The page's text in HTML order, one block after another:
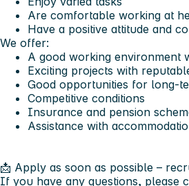
Are comfortable working at
Have a positive attitude and
We offer:
A good working environment
Exciting projects with
Good opportunities for long-
Competitive conditions
Insurance and pension
Assistance with
📩 Apply as soon as possible –
If you have any questions, please